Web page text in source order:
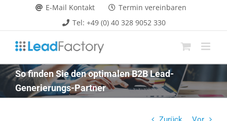
springen
E-Mail Kontakt
Termin vereinbaren
Tel: +49 (0) 40 328 9052 330
So finden Sie den optimalen B2B Lead-
Generierungs-Partner